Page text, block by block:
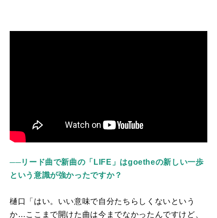
──リード曲で新曲の「LIFE」はgoetheの新しい一歩
という意識が強かったですか？
樋口「はい。いい意味で自分たちらしくないという
か…ここまで開けた曲は今までなかったんですけど、